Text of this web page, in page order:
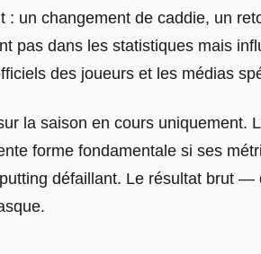
un changement de caddie, un
pas dans les statistiques mais
des joueurs et les médias
la saison en cours uniquement.
forme fondamentale si ses
défaillant. Le résultat brut